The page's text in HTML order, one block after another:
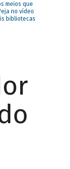
meios que
no vídeo
bibliotecas